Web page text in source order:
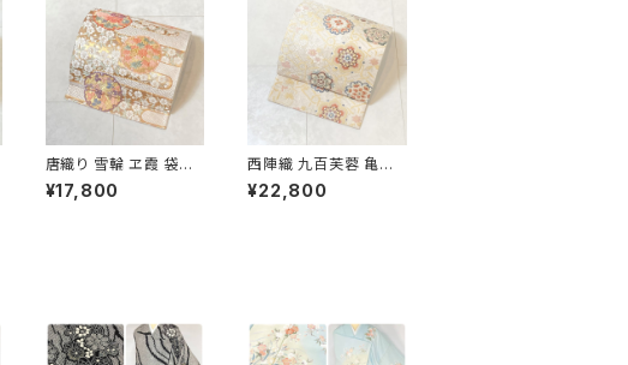
唐織り 雪輪 ヱ霞 袋帯
正絹 金糸 白 ピンク 水
色 紫 パステルカラー 5
¥17,800
西陣織 九百芙蓉 亀甲
彩華文 唐織り 袋帯 正
絹 金糸 クリーム色 白
¥22,800